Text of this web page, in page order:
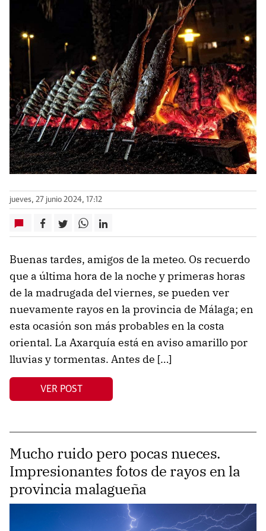
jueves, 27 junio 2024, 17:12
Buenas tardes, amigos de la meteo. Os recuerdo
que a última hora de la noche y primeras horas
de la madrugada del viernes, se pueden ver
nuevamente rayos en la provincia de Málaga; en
esta ocasión son más probables en la costa
oriental. La Axarquía está en aviso amarillo por
lluvias y tormentas. Antes de […]
VER POST
Mucho ruido pero pocas nueces.
Impresionantes fotos de rayos en la
provincia malagueña